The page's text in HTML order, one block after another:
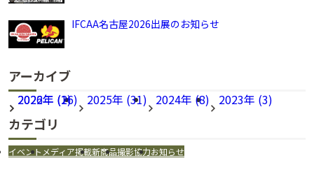
IFCAA名古屋2026出展のお知らせ
アーカイブ
2026年 (16) 2025年 (31) 2024年 (8) 2023年 (3)
2022年 (2)
カテゴリ
イベント メディア掲載新商品撮影協力お知らせ